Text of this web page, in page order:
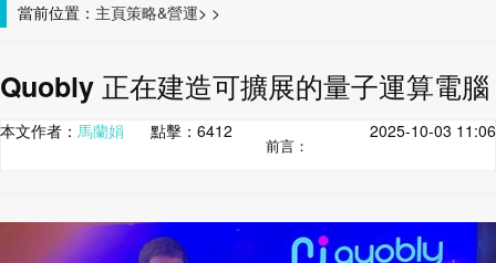
當前位置： 主頁 >
策略&營運 >
Quobly 正在建造可擴展的量子運算電腦
本文作者： 馬蘭娟 點擊： 6412 2025-10-03 11:06
前言：